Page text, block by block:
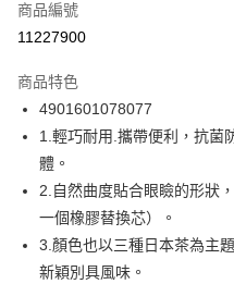
信用卡分期付款
合作金庫商業銀行
華南商業銀行
上海商業儲蓄銀行
國泰世華商業銀行
臺灣中小企業銀行
匯豐（台灣）商業銀行
聯邦商業銀行
元大商業銀行
玉山商業銀行
LINE Pay
Apple Pay
街口支付
商品編號
11227900
商品特色
4901601078077
1.輕巧耐用.攜帶便利，抗菌
體。
2.自然曲度貼合眼瞼的形狀
一個橡膠替換芯）。
3.顏色也以三種日本茶為主
新穎別具風味。